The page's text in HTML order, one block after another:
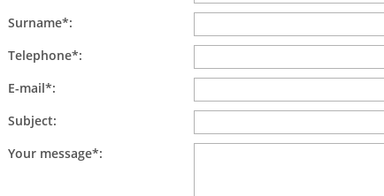
Surname*:
Telephone*:
E-mail*:
Subject:
Your message*: